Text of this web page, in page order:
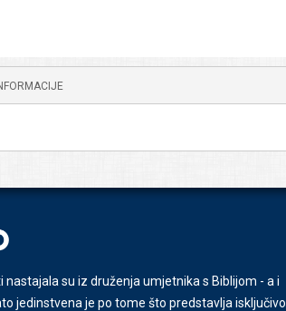
nastajala su iz druženja umjetnika s Biblijom - a i
jedinstvena je po tome što predstavlja isključivo